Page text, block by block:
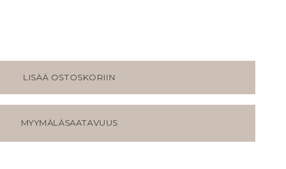
LISÄÄ OSTOSKORIIN
MYYMÄLÄSAATAVUUS